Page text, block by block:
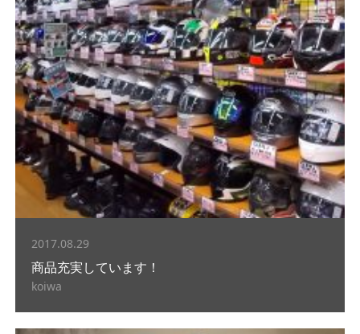
2017.08.29
商品充実しています！
koiwa